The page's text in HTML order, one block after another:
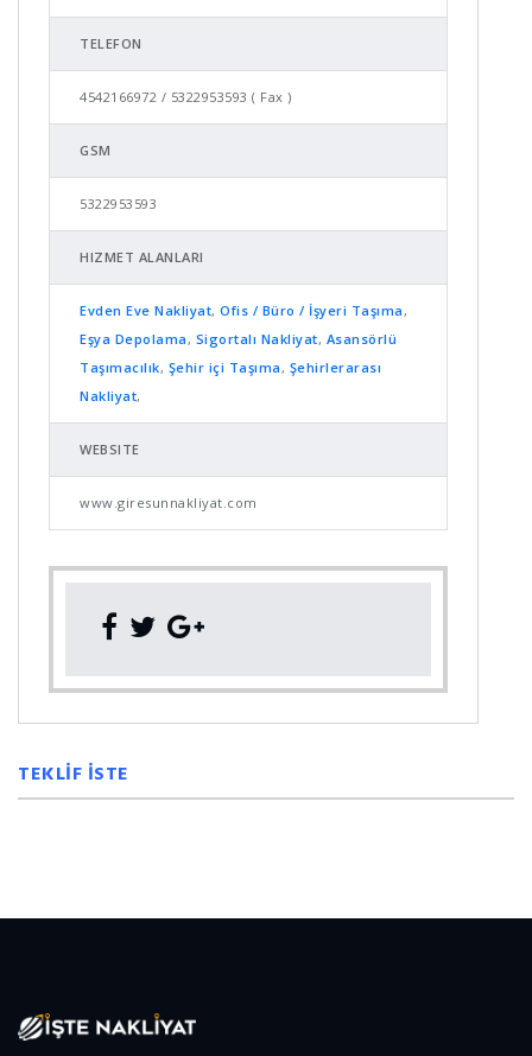
TELEFON
4542166972 / 5322953593 ( Fax )
GSM
5322953593
HIZMET ALANLARI
Evden Eve Nakliyat, Ofis / Büro / İşyeri Taşıma,
Eşya Depolama, Sigortalı Nakliyat, Asansörlü
Taşımacılık, Şehir içi Taşıma, Şehirlerarası
Nakliyat,
WEBSITE
www.giresunnakliyat.com
TEKLİF İSTE